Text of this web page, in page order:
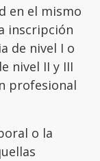
en el mismo
inscripción
de nivel I o
nivel II y III
profesional
o la